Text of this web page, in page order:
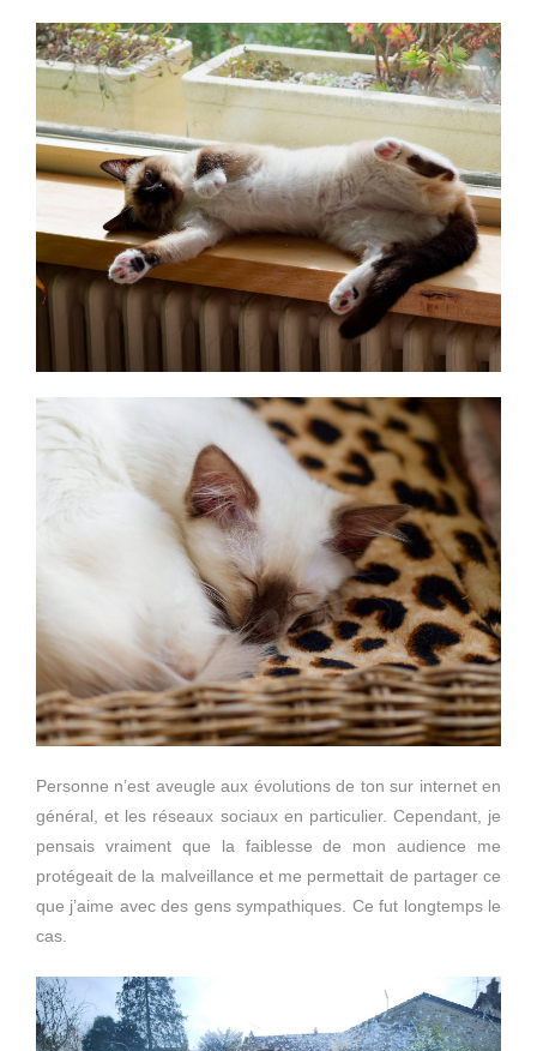
Personne n’est aveugle aux évolutions de ton sur internet en
général, et les réseaux sociaux en particulier. Cependant, je
pensais vraiment que la faiblesse de mon audience me
protégeait de la malveillance et me permettait de partager ce
que j’aime avec des gens sympathiques. Ce fut longtemps le
cas.